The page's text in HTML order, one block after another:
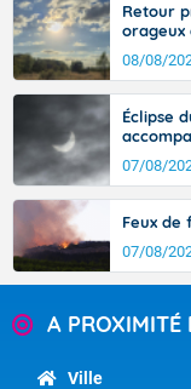
Retour
orageux
08/08/
Éclipse
07/08/
Feux de
07/08/
A PROXIMITÉ
Ville